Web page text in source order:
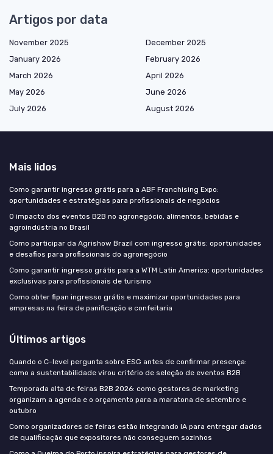
Artigos por data
November 2025
December 2025
January 2026
February 2026
March 2026
April 2026
May 2026
June 2026
July 2026
August 2026
Mais lidos
Como garantir ingresso grátis para a ABF Franchising Expo:
oportunidades e estratégias para profissionais de negócios
O impacto dos eventos B2B no agronegócio, alimentos, bebidas e
agroindústria no Brasil
Como participar da Agrishow Brazil com ingresso grátis: oportunidades
e desafios para profissionais do agronegócio
Como garantir ingresso grátis para a WTM Latin America: oportunidades
exclusivas para profissionais de turismo
Como obter fipan ingresso grátis e maximizar oportunidades para
empresas na feira de panificação e confeitaria
Últimos artigos
Quando o C-level pergunta sobre ESG antes de confirmar presença:
como a sustentabilidade virou critério de seleção de eventos B2B
Temporada alta de feiras B2B 2026: como gestores de marketing
organizam a agenda e o orçamento para a maratona de setembro e
outubro
Como organizadores de feiras estão integrando IA para entregar dados
de qualificação que expositores não conseguem sozinhos